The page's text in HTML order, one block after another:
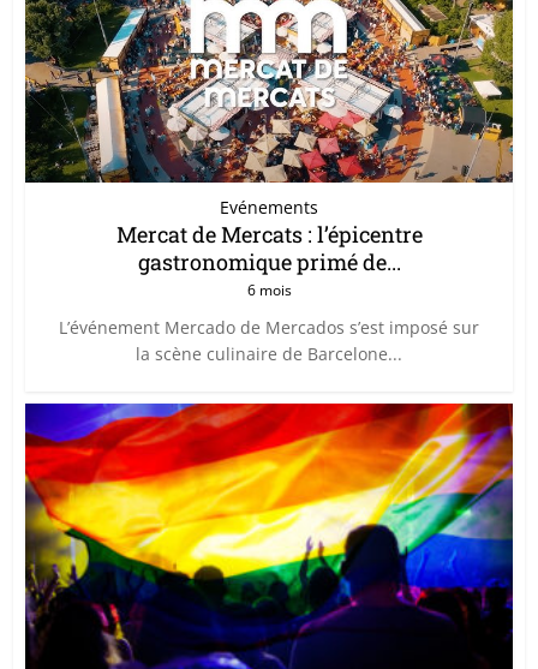
Evénements
Mercat de Mercats : l’épicentre
gastronomique primé de...
6 mois
L’événement Mercado de Mercados s’est imposé sur
la scène culinaire de Barcelone...